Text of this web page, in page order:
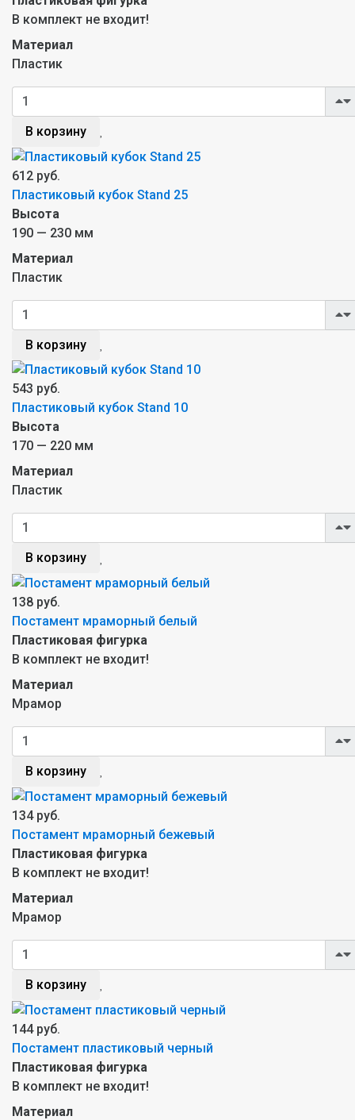
В комплект не входит!
Материал
Пластик
В корзину
612 руб.
Пластиковый кубок Stand 25
Высота
190 — 230 мм
Материал
Пластик
В корзину
543 руб.
Пластиковый кубок Stand 10
Высота
170 — 220 мм
Материал
Пластик
В корзину
138 руб.
Постамент мраморный белый
Пластиковая фигурка
В комплект не входит!
Материал
Мрамор
В корзину
134 руб.
Постамент мраморный бежевый
Пластиковая фигурка
В комплект не входит!
Материал
Мрамор
В корзину
144 руб.
Постамент пластиковый черный
Пластиковая фигурка
В комплект не входит!
Материал